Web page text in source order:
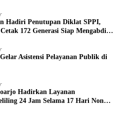
Hadiri Penutupan Diklat SPPI,
172 Generasi Siap Mengabdi
Asistensi Pelayanan Publik di
Hadirkan Layanan
24 Jam Selama 17 Hari Non